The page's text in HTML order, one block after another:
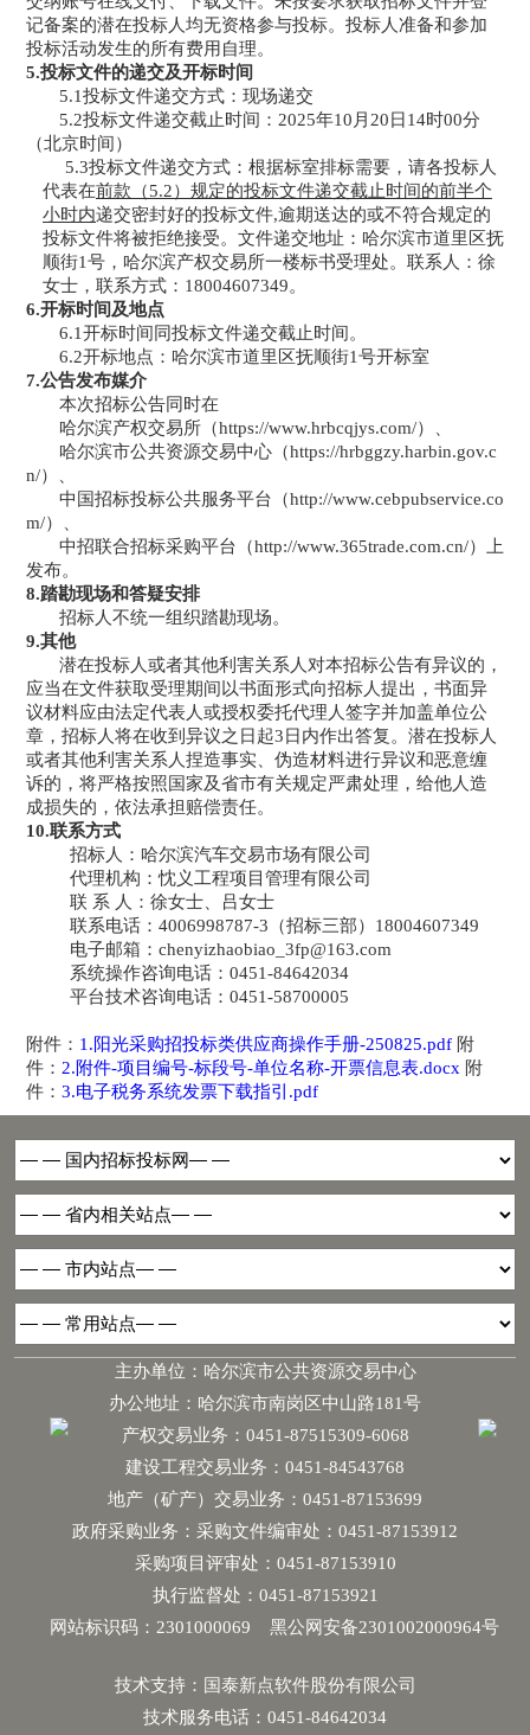
记备案的潜在投标人均无资格参与投标。投标人准备和参加
投标活动发生的所有费用自理。
5.投标文件的递交及开标时间
5.1投标文件递交方式：现场递交
5.2投标文件递交截止时间： 2025年10月 20 日 14时00分
（北京时间）
5.3投标文件递交方式：根据标室排标需要，请各投标人
代表在前款（5.2）规定的投标文件递交截止时间的前半个
小时内递交密封好的投标文件,逾期送达的或不符合规定的
投标文件将被拒绝接受。文件递交地址：哈尔滨市道里区抚
顺街1号，哈尔滨产权交易所一楼标书受理处。联系人：徐
女士， 联系方式： 18004607349。
6.开标时间及地点
6.1开标时间同投标文件递交截止时间。
6.2开标地点： 哈尔滨市道里区抚顺街1号开标室
7.公告发布媒介
本次招标公告同时在
哈尔滨产权交易所（https://www.hrbcqjys.com/）、
哈尔滨市公共资源交易中心（https://hrbggzy.harbin.gov.c
n/）
、
中国招标投标公共服务平台（http://www.cebpubservice.co
m/）、
中招联合招标采购平台（http://www.365trade.com.cn/）上
发布。
8.踏勘现场和答疑安排
招标人不统一组织踏勘现场。
9.其他
潜在投标人或者其他利害关系人对本招标公告有异议的，
应当在文件获取受理期间以书面形式向招标人提出，书面异
议材料应由法定代表人或授权委托代理人签字并加盖单位公
章，招标人将在收到异议之日起3日内作出答复。潜在投标人
或者其他利害关系人捏造事实、伪造材料进行异议和恶意缠
诉的，将严格按照国家及省市有关规定严肃处理，给他人造
成损失的，依法承担赔偿责任。
10.联系方式
招标人： 哈尔滨汽车交易市场有限公司
代理机构：忱义工程项目管理有限公司
联 系 人：徐女士、吕女士
联系电话：4006998787-3（招标三部）18004607349
电子邮箱：chenyizhaobiao_3fp@163.com
系统操作咨询电话：0451-84642034
平台技术咨询电话：0451-58700005
附件： 1.阳光采购招投标类供应商操作手册-250825.pdf 附
件： 2.附件-项目编号-标段号-单位名称-开票信息表.docx 附
件： 3.电子税务系统发票下载指引.pdf
主办单位：哈尔滨市公共资源交易中心
办公地址：哈尔滨市南岗区中山路181号
产权交易业务：0451-87515309-6068
建设工程交易业务：0451-84543768
地产（矿产）交易业务：0451-87153699
政府采购业务：采购文件编审处：0451-87153912
采购项目评审处：0451-87153910
执行监督处：0451-87153921
网站标识码：2301000069
黑公网安备2301002000964号
技术支持：国泰新点软件股份有限公司
技术服务电话：0451-84642034